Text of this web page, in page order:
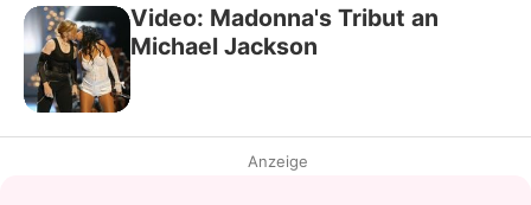
Video: Madonna's Tribut an
Michael Jackson
Anzeige